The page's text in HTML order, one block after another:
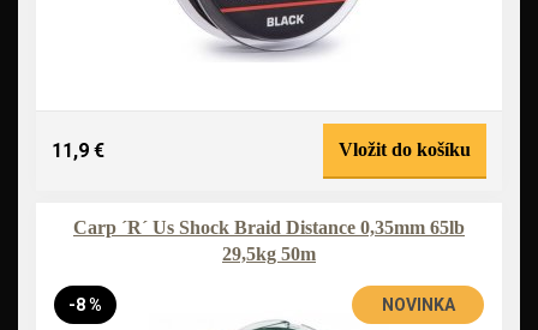
11,9 € Vložit do košíku
Carp ´R´ Us Shock Braid Distance 0,35mm 65lb
29,5kg 50m
-8 % NOVINKA